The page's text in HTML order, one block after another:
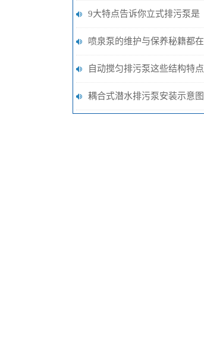
区别有哪些？
9大特点告诉你立式排污泵是
一台怎样的泵阀
喷泉泵的维护与保养秘籍都在
这啦
自动搅匀排污泵这些结构特点
说明，你都知道吗？
耦合式潜水排污泵安装示意图